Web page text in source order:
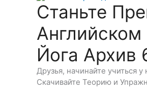
Станьте
Йога Архив
Друзья, начинайте учиться
Скачивайте Теорию и